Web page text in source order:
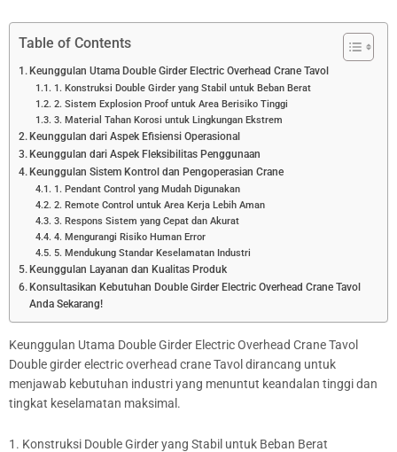
Table of Contents
Keunggulan Utama Double Girder Electric Overhead Crane Tavol
1. Konstruksi Double Girder yang Stabil untuk Beban Berat
2. Sistem Explosion Proof untuk Area Berisiko Tinggi
3. Material Tahan Korosi untuk Lingkungan Ekstrem
Keunggulan dari Aspek Efisiensi Operasional
Keunggulan dari Aspek Fleksibilitas Penggunaan
Keunggulan Sistem Kontrol dan Pengoperasian Crane
1. Pendant Control yang Mudah Digunakan
2. Remote Control untuk Area Kerja Lebih Aman
3. Respons Sistem yang Cepat dan Akurat
4. Mengurangi Risiko Human Error
5. Mendukung Standar Keselamatan Industri
Keunggulan Layanan dan Kualitas Produk
Konsultasikan Kebutuhan Double Girder Electric Overhead Crane Tavol
Anda Sekarang!
Keunggulan Utama Double Girder Electric Overhead Crane Tavol
Double girder electric overhead crane Tavol dirancang untuk
menjawab kebutuhan industri yang menuntut keandalan tinggi dan
tingkat keselamatan maksimal.
1. Konstruksi Double Girder yang Stabil untuk Beban Berat